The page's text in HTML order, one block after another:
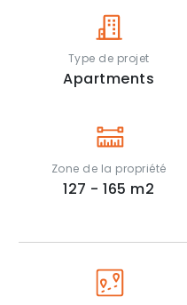
Type de projet
Apartments
Zone de la propriété
127 - 165 m2